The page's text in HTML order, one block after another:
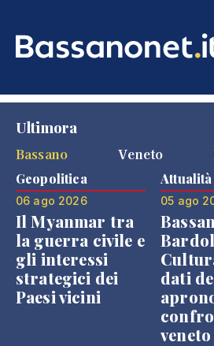
Ultimora
Bassano
Veneto
Geopolitica
06 ago 2026
Il Myanmar tra
la guerra civile e
gli interessi
strategici dei
Paesi vicini
Attualità
05 ago
dati
veneto